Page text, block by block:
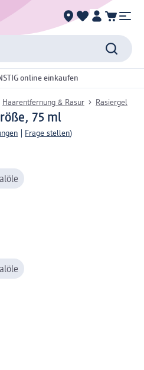
online einkaufen
Haarentfernung & Rasur Rasiergel
75 ml
Frage stellen)